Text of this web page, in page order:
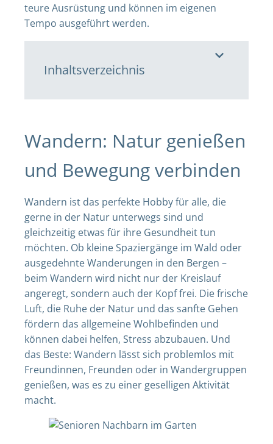
teure Ausrüstung und können im eigenen
Tempo ausgeführt werden.
Inhaltsverzeichnis
Wandern: Natur genießen
und Bewegung verbinden
Wandern ist das perfekte Hobby für alle, die
gerne in der Natur unterwegs sind und
gleichzeitig etwas für ihre Gesundheit tun
möchten. Ob kleine Spaziergänge im Wald oder
ausgedehnte Wanderungen in den Bergen –
beim Wandern wird nicht nur der Kreislauf
angeregt, sondern auch der Kopf frei. Die frische
Luft, die Ruhe der Natur und das sanfte Gehen
fördern das allgemeine Wohlbefinden und
können dabei helfen, Stress abzubauen. Und
das Beste: Wandern lässt sich problemlos mit
Freundinnen, Freunden oder in Wandergruppen
genießen, was es zu einer geselligen Aktivität
macht.